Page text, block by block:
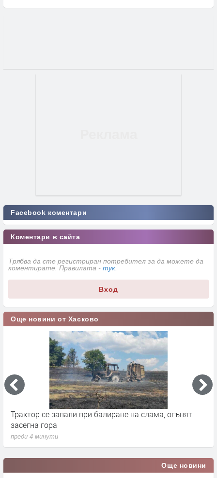
Facebook коментари
Коментари в сайта
Трябва да сте регистриран потребител за да можете да
коментирате. Правилата - тук
Вход
Още новини от Хасково
Трактор се запали при балиране на слама, огънят
засегна гора
преди 4 минути
Още новини